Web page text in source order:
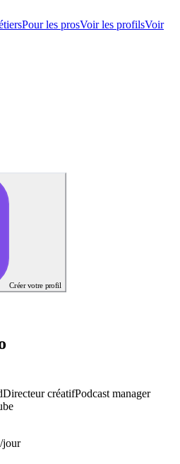
Pour les prosVoir les profilsVoir
Créer votre profil
Directeur créatifPodcast manager
/jour